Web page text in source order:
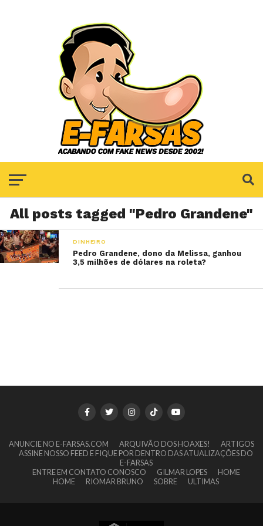
All posts tagged "Pedro Grandene"
DINHEIRO
Pedro Grandene, dono da Melissa, ganhou
3,5 milhões de dólares na roleta?
ANUNCIE NO E-FARSAS.COM ARQUIVÃO DOS HOAXES!
ARTIGOS
ASSINE NOSSO FEED E FIQUE POR DENTRO DAS ATUALIZAÇÕES DO
E-FARSAS
ENTRE EM CONTATO CONOSCO
GILMAR LOPES
HOME
HOME
RIOMAR BRUNO SOBRE ULTIMAS